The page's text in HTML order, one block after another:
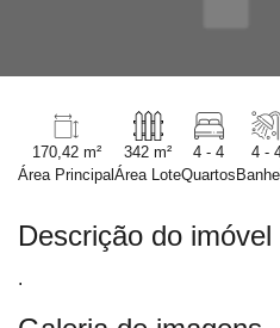
170,42 m²
Área Principal
342 m²
Área Lote
4 - 4
Quartos
4 -
Descrição do imóvel
.